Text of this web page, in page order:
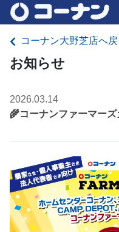
コーナン大野芝店へ戻
お知らせ
2026.03.14
🌾コーナンファーマー